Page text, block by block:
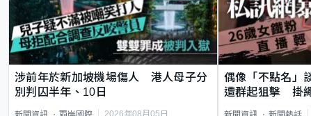
涉前年於新加坡機場傷人 港人母子分
別判囚半年、10日
偶像「不點名」
遭群起狙擊 掛